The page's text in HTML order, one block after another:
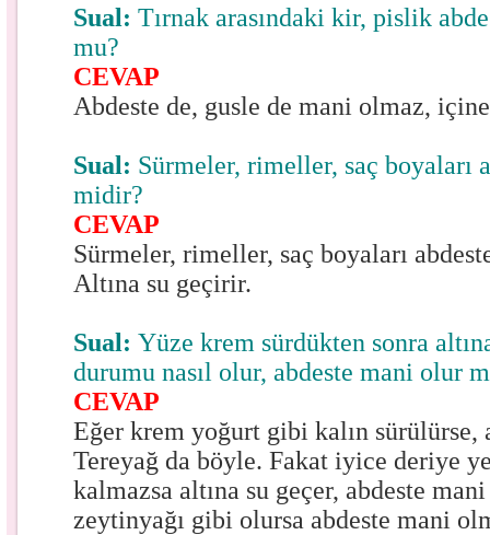
Sual:Tırnak arasındaki kir, pislik
mu?
CEVAP
Abdeste de, gusle de mani olmaz,
Sual: Sürmeler, rimeller, saç boyaları
midir?
CEVAP
Sürmeler, rimeller, saç boyaları
Altına su geçirir.
Sual:Yüze krem sürdükten sonra
durumu nasıl olur, abdeste mani olur
CEVAP
Eğer krem yoğurt gibi kalın sürülürse,
Tereyağ da böyle. Fakat iyice deriye
kalmazsa altına su geçer, abdeste
zeytinyağı gibi olursa abdeste mani